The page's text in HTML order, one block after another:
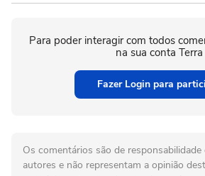
Para poder interagir com todos
na sua conta Terra
Fazer Login para
Os comentários são de responsabilidade
autores e não representam a opinião